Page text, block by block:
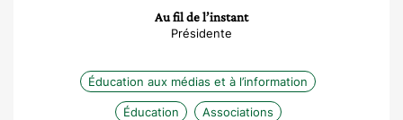
Au fil de l’instant
Présidente
Éducation aux médias et à l’information
Éducation Associations